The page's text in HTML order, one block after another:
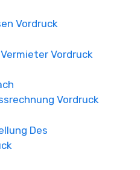
Vordruck
Vordruck
Vordruck
Des